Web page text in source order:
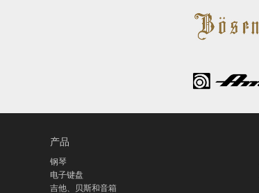
产品
钢琴
电子键盘
吉他、贝斯和音箱